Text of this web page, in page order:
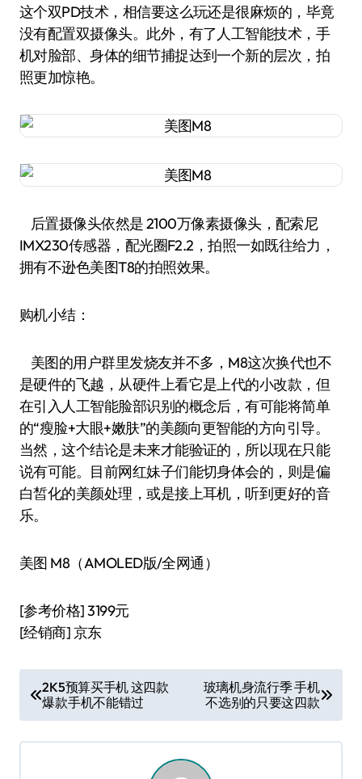
这个双PD技术，相信要这么玩还是很麻烦的，毕竟
没有配置双摄像头。此外，有了人工智能技术，手
机对脸部、身体的细节捕捉达到一个新的层次，拍
照更加惊艳。
后置摄像头依然是 2100万像素摄像头，配索尼
IMX230传感器，配光圈F2.2，拍照一如既往给力，
拥有不逊色美图T8的拍照效果。
购机小结：
美图的用户群里发烧友并不多，M8这次换代也不
是硬件的飞越，从硬件上看它是上代的小改款，但
在引入人工智能脸部识别的概念后，有可能将简单
的“瘦脸+大眼+嫩肤”的美颜向更智能的方向引导。
当然，这个结论是未来才能验证的，所以现在只能
说有可能。目前网红妹子们能切身体会的，则是偏
白皙化的美颜处理，或是接上耳机，听到更好的音
乐。
美图 M8（AMOLED版/全网通）
[参考价格] 3199元
[经销商] 京东
章
导
2K5预算买手机 这四款
爆款手机不能错过
玻璃机身流行季 手机
不选别的只要这四款